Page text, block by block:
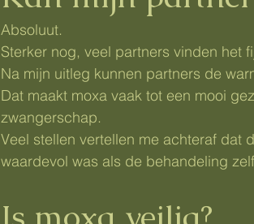
Absoluut.
Sterker nog, veel partners vinden het
Na mijn uitleg kunnen partners de
Dat maakt moxa vaak tot een mooi
zwangerschap.
Veel stellen vertellen me achteraf dat
waardevol was als de behandeling